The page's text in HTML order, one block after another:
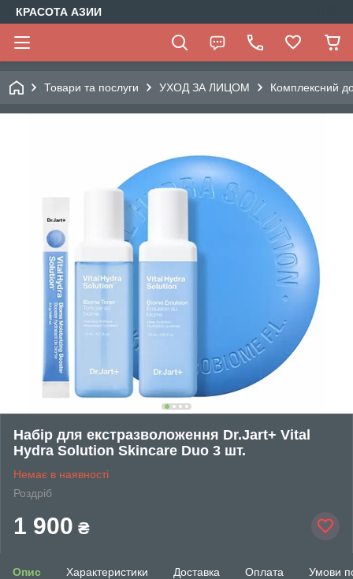
КРАСОТА АЗИИ
Товари та послуги УХОД ЗА ЛИЦОМ Комплексний
Набір для екстразволоження Dr.Jart+ Vital
Hydra Solution Skincare Duo 3 шт.
Немає в наявності
Роздріб
1 900 ₴
Опис Характеристики Доставка Оплата Умови